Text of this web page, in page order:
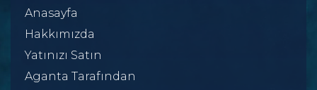
Anasayfa
Hakkımızda
Yatınızı Satın
Aganta Tarafından